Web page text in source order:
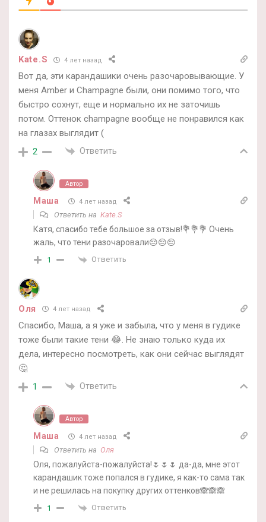
Kate.S 4 лет назад
Вот да, эти карандашики очень разочаровывающие. У
меня Amber и Champagne были, они помимо того, что
быстро сохнут, еще и нормально их не заточишь
потом. Оттенок champagne вообще не понравился как
на глазах выглядит (
2 Ответить
Автор
Маша 4 лет назад
Ответить на Kate.S
Катя, спасибо тебе большое за отзыв!💐💐💐 Очень
жаль, что тени разочаровали😔😔😔
1 Ответить
Oля 4 лет назад
Спасибо, Маша, а я уже и забыла, что у меня в гудике
тоже были такие тени 😂. Не знаю только куда их
дела, интересно посмотреть, как они сейчас выглядят
🤔
1 Ответить
Автор
Маша 4 лет назад
Ответить на Oля
Оля, пожалуйста-пожалуйста!🌷🌷🌷 да-да, мне этот
карандашик тоже попался в гудике, я как-то сама так
и не решилась на покупку других оттенков🙈🙈🙈
1 Ответить